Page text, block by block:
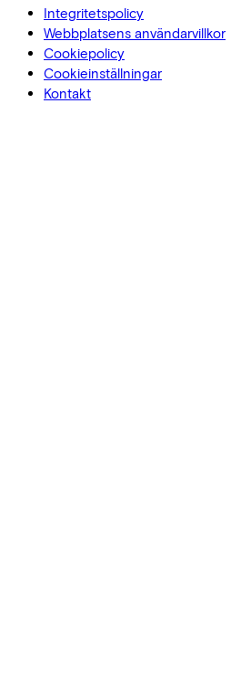
Integritetspolicy
Webbplatsens användarvillkor
Cookiepolicy
Cookieinställningar
Kontakt